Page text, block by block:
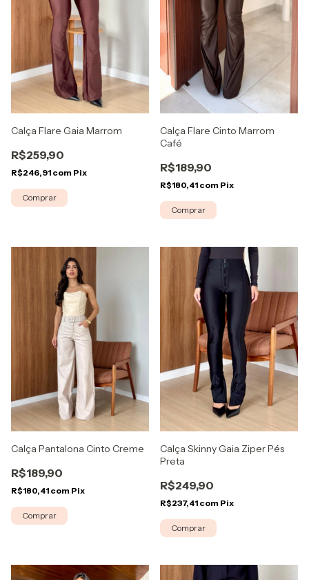
Calça Flare Gaia Marrom
R$259,90
R$246,91 com Pix
Comprar
Calça Flare Cinto Marrom
Café
R$189,90
R$180,41 com Pix
Comprar
Calça Pantalona Cinto Creme
R$189,90
R$180,41 com Pix
Comprar
Calça Skinny Gaia Ziper Pés
Preta
R$249,90
R$237,41 com Pix
Comprar